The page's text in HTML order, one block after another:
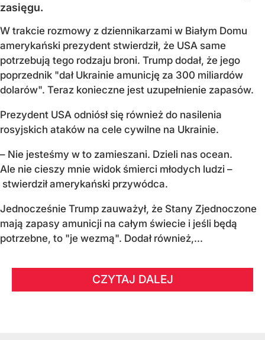
zasięgu.
W trakcie rozmowy z dziennikarzami w Białym Domu
amerykański prezydent stwierdził, że USA same
potrzebują tego rodzaju broni. Trump dodał, że jego
poprzednik "dał Ukrainie amunicję za 300 miliardów
dolarów". Teraz konieczne jest uzupełnienie zapasów.
Prezydent USA odniósł się również do nasilenia
rosyjskich ataków na cele cywilne na Ukrainie.
– Nie jesteśmy w to zamieszani. Dzieli nas ocean.
Ale nie cieszy mnie widok śmierci młodych ludzi –
stwierdził amerykański przywódca.
Jednocześnie Trump zauważył, że Stany Zjednoczone
mają zapasy amunicji na całym świecie i jeśli będą
potrzebne, to "je wezmą". Dodał również,...
CZYTAJ DALEJ